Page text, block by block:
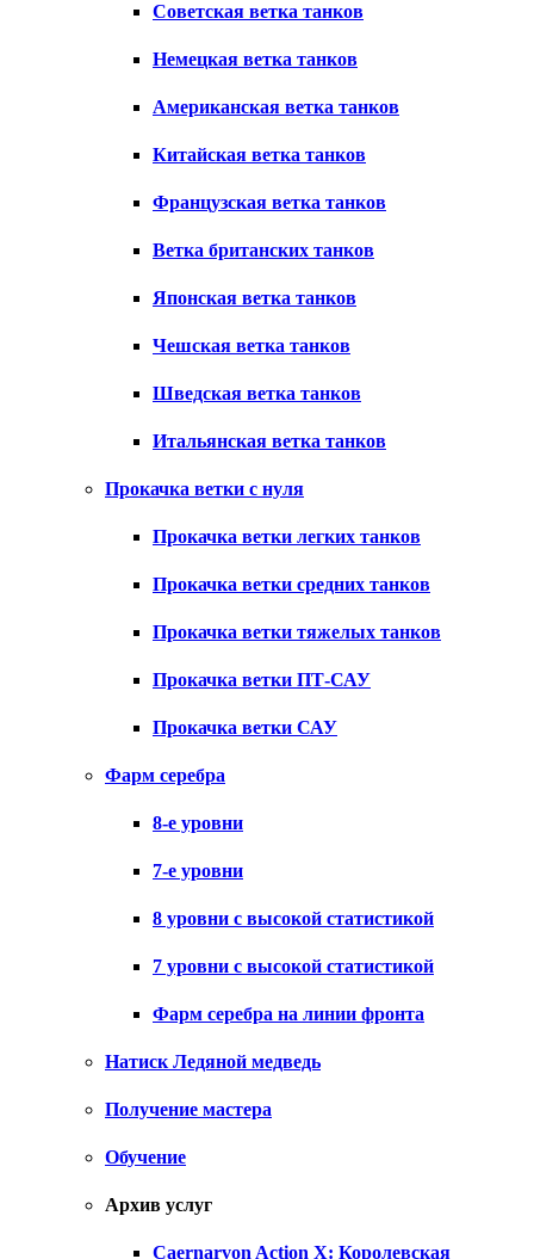
Советская ветка танков
Немецкая ветка танков
Американская ветка танков
Китайская ветка танков
Французская ветка танков
Ветка британских танков
Японская ветка танков
Чешская ветка танков
Шведская ветка танков
Итальянская ветка танков
Прокачка ветки с нуля
Прокачка ветки легких танков
Прокачка ветки средних танков
Прокачка ветки тяжелых танков
Прокачка ветки ПТ-САУ
Прокачка ветки САУ
Фарм серебра
8-е уровни
7-е уровни
8 уровни с высокой статистикой
7 уровни с высокой статистикой
Фарм серебра на линии фронта
Натиск Ледяной медведь
Получение мастера
Обучение
Архив услуг
Caernarvon Action X: Королевская